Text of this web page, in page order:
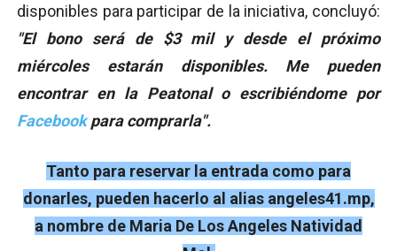
disponibles para participar de la iniciativa, concluyó:
"El bono será de $3 mil y desde el próximo
miércoles estarán disponibles. Me pueden
encontrar en la Peatonal o escribiéndome por
Facebookpara comprarla".
Tanto para reservar la entrada como para
donarles, pueden hacerlo al alias angeles41.mp,
a nombre de Maria De Los Angeles Natividad